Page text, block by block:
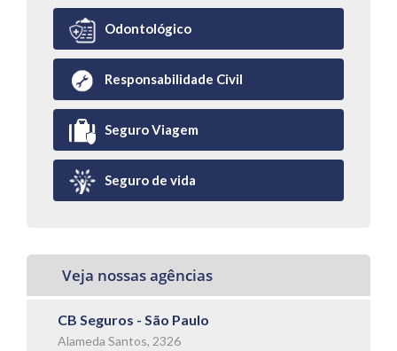
Odontológico
Responsabilidade Civil
Seguro Viagem
Seguro de vida
Veja nossas agências
CB Seguros - São Paulo
Alameda Santos, 2326